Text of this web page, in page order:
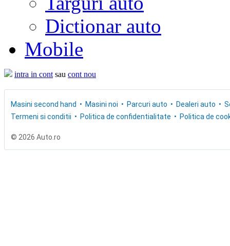
Dictionar auto
Mobile
intra in cont sau cont nou
Masini second hand Masini noi Parcuri auto Dealeri auto
Termeni si conditii
Politica de confidentialitate Politica de
© 2026 Auto.ro